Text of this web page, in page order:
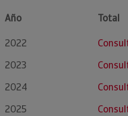
Año Total
2022
2023
2024
2025